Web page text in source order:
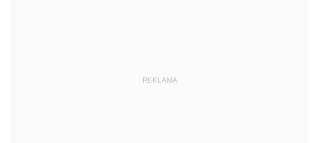
REKLAMA